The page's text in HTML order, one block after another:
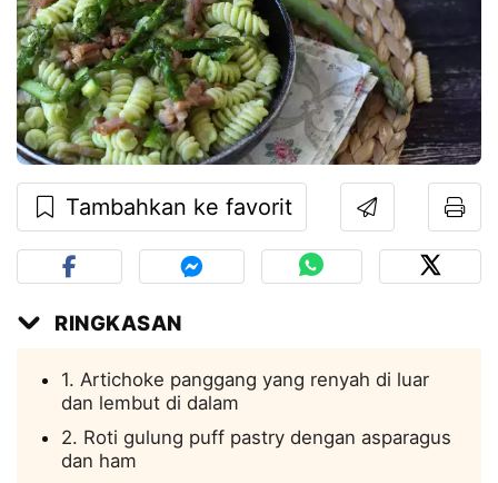
Tambahkan ke favorit
RINGKASAN
1. Artichoke panggang yang renyah di luar
dan lembut di dalam
2. Roti gulung puff pastry dengan asparagus
dan ham